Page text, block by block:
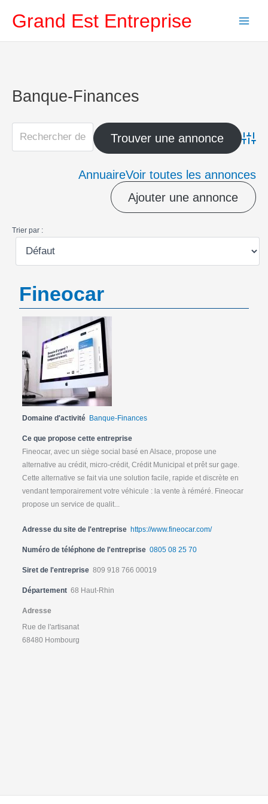
Grand Est Entreprise
Banque-Finances
AnnuaireVoir toutes les annonces
Ajouter une annonce
Trier par :
Fineocar
Domaine d'activité Banque-Finances
Ce que propose cette entreprise
Fineocar, avec un siège social basé en Alsace, propose une
alternative au crédit, micro-crédit, Crédit Municipal et prêt sur gage.
Cette alternative se fait via une solution facile, rapide et discrète en
vendant temporairement votre véhicule : la vente à réméré. Fineocar
propose un service de qualit...
Adresse du site de l'entreprise https://www.fineocar.com/
Numéro de téléphone de l'entreprise 0805 08 25 70
Siret de l'entreprise 809 918 766 00019
Département 68 Haut-Rhin
Adresse
Rue de l'artisanat
68480 Hombourg